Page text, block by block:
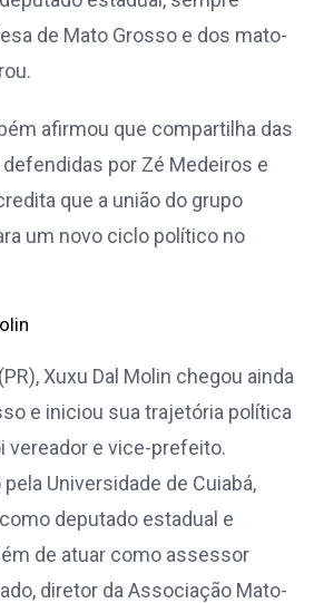
de Mato Grosso e dos mato-
afirmou que compartilha das
por Zé Medeiros e
que a união do grupo
um novo ciclo político no
Xuxu Dal Molin chegou ainda
e iniciou sua trajetória política
vereador e vice-prefeito.
Universidade de Cuiabá,
deputado estadual e
de atuar como assessor
diretor da Associação Mato-